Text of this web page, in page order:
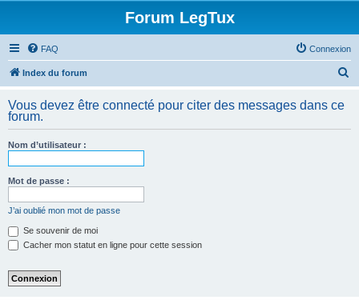
Forum LegTux
FAQ Connexion
Index du forum
h
Vous devez être connecté pour citer des messages dans ce
forum.
Nom d’utilisateur :
Mot de passe :
J’ai oublié mon mot de passe
Se souvenir de moi
Cacher mon statut en ligne pour cette session